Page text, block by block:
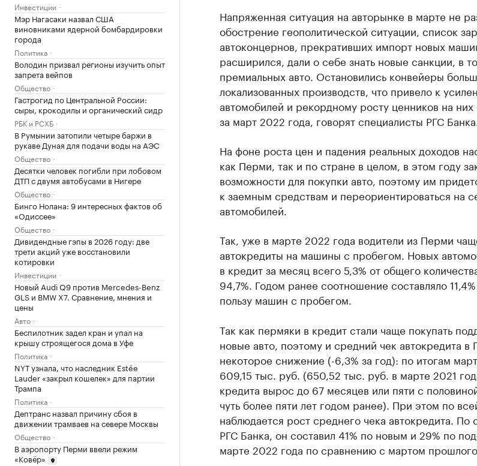
Инвестиции
Мэр Нагасаки назвал США
виновниками ядерной бомбардировки
города
Политика
Володин призвал регионы изучить опыт
запрета вейпов
Общество
Гастрогид по Центральной России:
сыры, крокодилы и органический сидр
РБК и РСХБ
В Румынии затопили четыре баржи в
рукаве Дуная для подачи воды на АЭС
Общество
Десятки человек погибли при лобовом
ДТП с двумя автобусами в Нигере
Общество
Бинго Нолана: 9 интересных фактов об
«Одиссее»
Общество
Дивидендные гэпы в 2026 году: две
трети акций уже восстановили
котировки
Инвестиции
Новый Audi Q9 против Mercedes-Benz
GLS и BMW X7. Сравнение, мнения и
цены
Авто
Беспилотник задел кран и упал на
крышу строящегося дома в Уфе
Политика
NYT узнала, что наследник Estée
Lauder «закрыл кошелек» для партии
Трампа
Политика
Дептранс назвал причину сбоя в
движении трамваев на севере Москвы
Общество
В аэропорту Перми ввели режим
«Ковёр»
Напряженная ситуация на авторынке в марте не
обострение геополитической ситуации, список
автоконцернов, прекративших импорт новых
расширился, дали о себе знать новые санкции, в
премиальных авто. Остановились конвейеры
локализованных производств, что привело к
автомобилей и рекордному росту ценников на
за март 2022 года, говорят специалисты РГС
На фоне роста цен и падения реальных доходов
как Перми, так и по стране в целом, в этом году
возможности для покупки авто, поэтому им
к заемным средствам и переориентироваться на
автомобилей.
Так, уже в марте 2022 года водители из Перми
автокредиты на машины с пробегом. Новых
в кредит за месяц всего 5,3% от общего
94,7%. Годом ранее соотношение составляло
пользу машин с пробегом.
Так как пермяки в кредит стали чаще покупать
новые авто, поэтому и средний чек автокредита в
некоторое снижение (-6,3% за год): по итогам
609,15 тыс. руб. (650,52 тыс. руб. в марте 2021
кредита вырос до 67 месяцев или пяти с
чуть более пяти лет годом ранее). При этом по
наблюдается рост среднего чека автокредита. По
РГС Банка, он составил 41% по новым и 29% по
марте 2022 года по сравнению с мартом